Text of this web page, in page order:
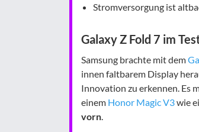
Stromversorgung ist
Galaxy Z Fold 7 im
Samsung brachte mit dem
innen faltbarem Display
Innovation zu erkennen. Es
einem Honor Magic V3wie
vorn